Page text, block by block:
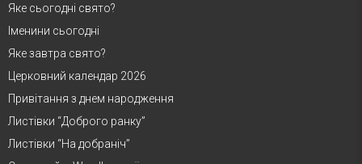
Яке сьогодні свято?
Іменини сьогодні
Яке завтра свято?
Церковний календар 2026
Привітання з днем народження
Листівки “Доброго ранку”
Листівки “На добраніч”